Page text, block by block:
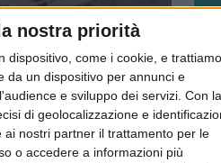
nostra priorità
dispositivo, come i cookie, e trattiamo
da un dispositivo per annunci e
e sviluppo dei servizi. Con la
di geolocalizzazione e
nostri partner il trattamento per le
o accedere a informazioni più